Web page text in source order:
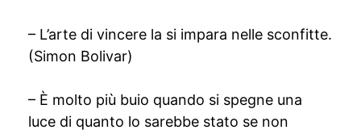
– L’arte di vincere la si impara nelle sconfitte.
(Simon Bolivar)
– È molto più buio quando si spegne una
luce di quanto lo sarebbe stato se non